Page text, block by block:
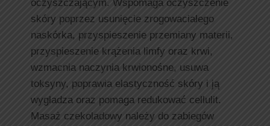
oczyszczającym. Wspomaga oczyszczenie
skóry poprzez usunięcie zrogowaciałego
naskórka, przyspieszenie przemiany materii,
przyspieszenie krążenia limfy oraz krwi,
wzmacnia naczynia krwionośne, usuwa
toksyny, poprawia elastyczność skóry i ją
wygładza oraz pomaga redukować cellulit.
Masaż czekoladowy należy do zabiegów